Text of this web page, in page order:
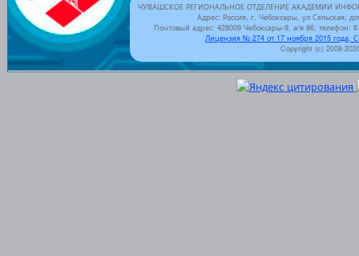
ЧУВАШСКОЕ РЕГИОНАЛЬНОЕ ОТДЕЛЕНИЕ АКАДЕМИИ
Адрес: Россия, г. Чебоксары, ул Сельская,
Почтовый адрес: 428009 Чебоксары-9, а/я 86, телефон:
Лицензия № 274 от 17 ноября 2015 года,
Copyright (c) 2008-